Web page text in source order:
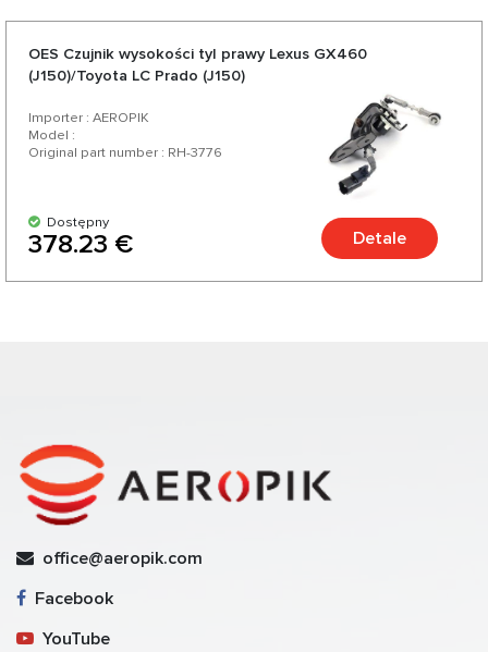
OES Czujnik wysokości tyl prawy Lexus GX460
(J150)/Toyota LC Prado (J150)
Importer : AEROPIK
Model :
Original part number : RH-3776
Dostępny
378.23 € Detale
office@aeropik.com
Facebook
YouTube